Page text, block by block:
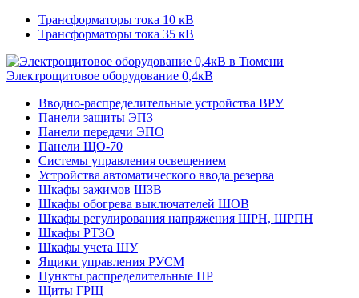
Трансформаторы тока 10 кВ
Трансформаторы тока 35 кВ
Электрощитовое оборудование 0,4кВ
Вводно-распределительные устройства ВРУ
Панели защиты ЭПЗ
Панели передачи ЭПО
Панели ЩО-70
Системы управления освещением
Устройства автоматического ввода резерва
Шкафы зажимов ШЗВ
Шкафы обогрева выключателей ШОВ
Шкафы регулирования напряжения ШРН, ШРПН
Шкафы РТЗО
Шкафы учета ШУ
Ящики управления РУСМ
Пункты распределительные ПР
Щиты ГРЩ